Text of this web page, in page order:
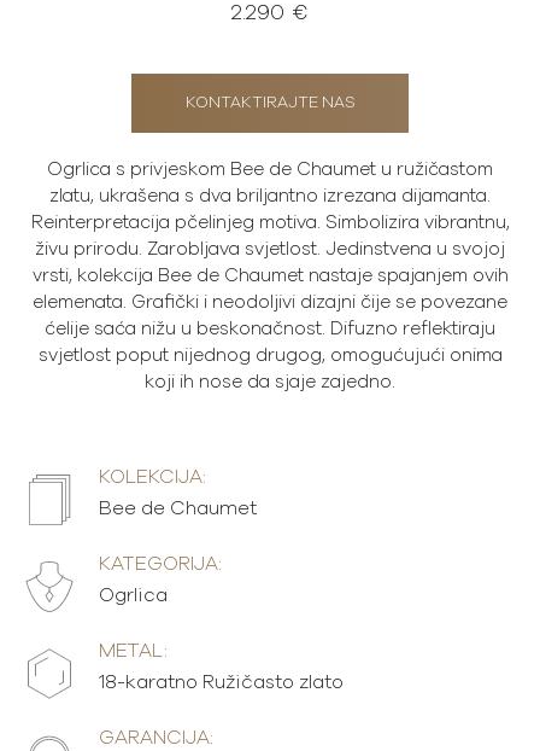
2.290 €
KONTAKTIRAJTE NAS
Ogrlica s privjeskom Bee de Chaumet u ružičastom
zlatu, ukrašena s dva briljantno izrezana dijamanta.
Reinterpretacija pčelinjeg motiva. Simbolizira vibrantnu,
živu prirodu. Zarobljava svjetlost. Jedinstvena u svojoj
vrsti, kolekcija Bee de Chaumet nastaje spajanjem ovih
elemenata. Grafički i neodoljivi dizajni čije se povezane
ćelije saća nižu u beskonačnost. Difuzno reflektiraju
svjetlost poput nijednog drugog, omogućujući onima
koji ih nose da sjaje zajedno.
KOLEKCIJA:
Bee de Chaumet
KATEGORIJA:
Ogrlica
METAL:
18-karatno Ružičasto zlato
GARANCIJA: